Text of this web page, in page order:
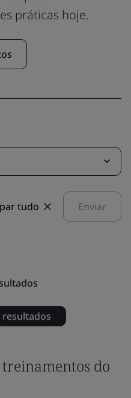
práticas hoje.
tudo Enviar
treinamentos do